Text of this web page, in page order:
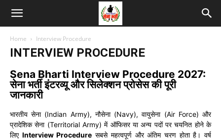
Home Interview Procedure
INTERVIEW PROCEDURE
Sena Bharti Interview Procedure 2027:
सेना भर्ती इंटरव्यू और सिलेक्शन प्रोसेस की पूरी
जानकारी
भारतीय सेना (Indian Army), नौसेना (Navy), वायुसेना (Air Force) और
प्रादेशिक सेना (Territorial Army) में ऑफिसर या अन्य पदों पर चयनित होने के
लिए Interview Procedure सबसे महत्वपूर्ण और अंतिम चरण होता है। वर्ष